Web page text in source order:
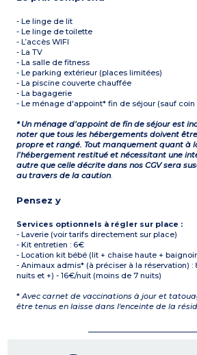
- Le linge de lit
- Le linge de toilette
- L’accès WIFI
- La TV
- La salle de fitness
- Le parking extérieur (places limitées)
- La piscine couverte chauffée
- La bagagerie
- Le ménage d'appoint* fin de séjour (sauf coin
* Un ménage d’appoint de fin de séjour est
noter que tous les hébergements doivent
propre et rangé. Tout manquement quant à
l’hébergement restitué et nécessitant une
autre que celle décrite dans nos CGV sera
au travers de la caution.
Pensez y
Services optionnels à régler sur place :
- Laverie (voir tarifs directement sur place)
- Kit entretien : 6€
- Location kit bébé (lit + chaise haute +
- Animaux admis* (à préciser à la réservation)
nuits et +) - 16€/nuit (moins de 7 nuits)
*Avec carnet de vaccinations à jour et
être tenus en laisse dans l'enceinte de la